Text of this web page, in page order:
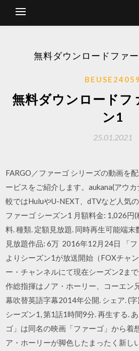
無料ダウンロードファ
BEUSE24059
無料ダウンロードフ
ン1
25.01.2021
FARGO／ファーゴ シリーズの動画を
ービスをご紹介します。aukana(アウ
較ではHuluやU-NEXT、dTVなど人気
ファーゴ シーズン1 月額料金: 1,026円
料. 種類. 定額見放題. 同時再生可能端
見放題作品: 6万 2016年12月24日 「
よりシーズン1が放送開始（FOXチャ
ー・チャンネルにて現在シーズン2ま
作総指揮はノア・ホーリー、コーエン
幕吹替英語字幕2014年公開. シェア. (
シーズン1, 第1話1時間9分. 再生する.
ゴ」は同名の映画「ファーゴ」から着
ア・ホーリーが脚色したまったく新し